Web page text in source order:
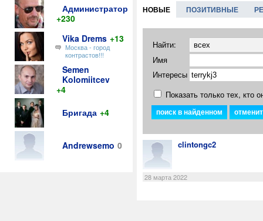
НОВЫЕ ПОЗИТИВНЫЕ
Найти:
Имя
Интересы
Показать только тех, кто
clintongc2
28 марта 2022
Администратор
+230
Vika Drems +13
Москва - город
контрастов!!!
Semen
Kolomiitcev
+4
Бригада +4
Andrewsemo 0